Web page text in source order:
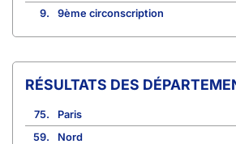
9.
9ème circonscription
RÉSULTATS DES
75.
Paris
59.
Nord